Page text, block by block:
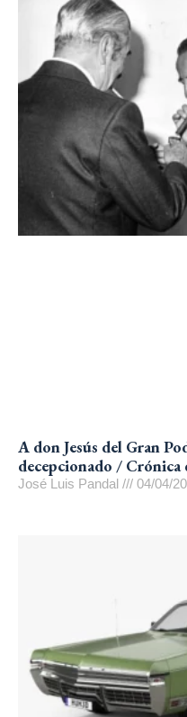
A don Jesús del Gran
decepcionado / Crónica
José Luis Pandal 04/04/